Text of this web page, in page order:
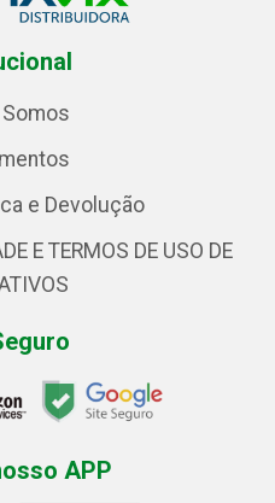
e Devolução
E TERMOS DE USO DE
APP